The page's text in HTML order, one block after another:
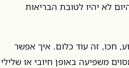
לא יהיו לטובת הבריאות
חכו, זה עוד כלום. איך אפשר
משפיעה באופן חיובי או שלילי